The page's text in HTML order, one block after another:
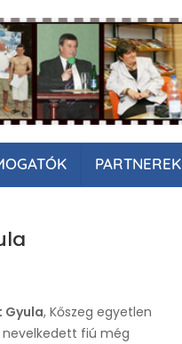
PARTNEREK
Gyula, Kőszeg egyetlen
nevelkedett fiú még